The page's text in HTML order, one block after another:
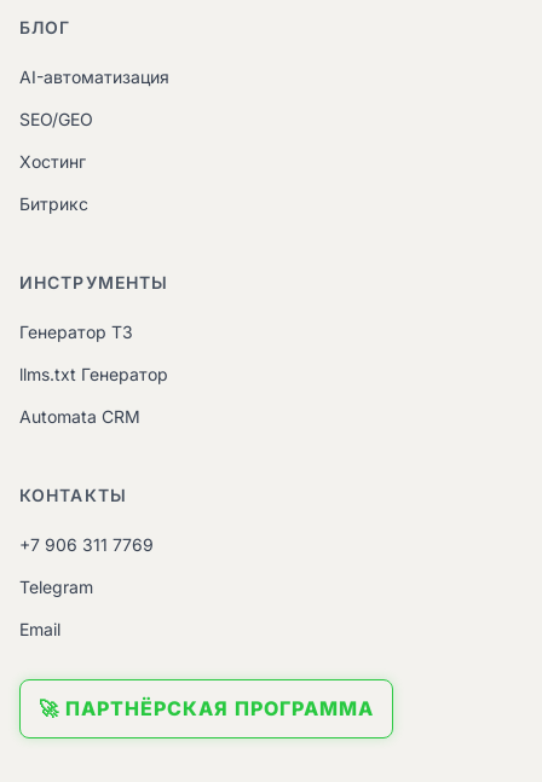
БЛОГ
AI-автоматизация
SEO/GEO
Хостинг
Битрикс
ИНСТРУМЕНТЫ
Генератор ТЗ
llms.txt Генератор
Automata CRM
КОНТАКТЫ
+7 906 311 7769
Telegram
Email
🚀 ПАРТНЁРСКАЯ ПРОГРАММА